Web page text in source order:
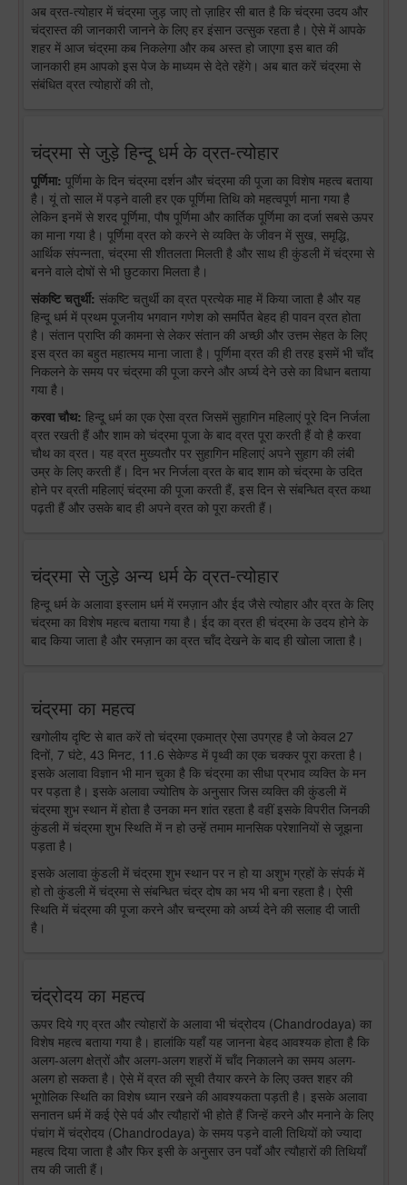
अब व्रत-त्योहार में चंद्रमा जुड़ जाए तो ज़ाहिर सी बात है कि चंद्रमा उदय और
चंद्रास्त की जानकारी जानने के लिए हर इंसान उत्सुक रहता है। ऐसे में आपके
शहर में आज चंद्रमा कब निकलेगा और कब अस्त हो जाएगा इस बात की
जानकारी हम आपको इस पेज के माध्यम से देते रहेंगे। अब बात करें चंद्रमा से
संबंधित व्रत त्योहारों की तो,
चंद्रमा से जुड़े हिन्दू धर्म के व्रत-त्योहार
पूर्णिमा: पूर्णिमा के दिन चंद्रमा दर्शन और चंद्रमा की पूजा का विशेष महत्व बताया
है। यूं तो साल में पड़ने वाली हर एक पूर्णिमा तिथि को महत्वपूर्ण माना गया है
लेकिन इनमें से शरद पूर्णिमा, पौष पूर्णिमा और कार्तिक पूर्णिमा का दर्जा सबसे ऊपर
का माना गया है। पूर्णिमा व्रत को करने से व्यक्ति के जीवन में सुख, समृद्धि,
आर्थिक संपन्नता, चंद्रमा सी शीतलता मिलती है और साथ ही कुंडली में चंद्रमा से
बनने वाले दोषों से भी छुटकारा मिलता है।
संकष्टि चतुर्थी: संकष्टि चतुर्थी का व्रत प्रत्येक माह में किया जाता है और यह
हिन्दू धर्म में प्रथम पूजनीय भगवान गणेश को समर्पित बेहद ही पावन व्रत होता
है। संतान प्राप्ति की कामना से लेकर संतान की अच्छी और उत्तम सेहत के लिए
इस व्रत का बहुत महात्मय माना जाता है। पूर्णिमा व्रत की ही तरह इसमें भी चाँद
निकलने के समय पर चंद्रमा की पूजा करने और अर्घ्य देने उसे का विधान बताया
गया है।
करवा चौथ: हिन्दू धर्म का एक ऐसा व्रत जिसमें सुहागिन महिलाएं पूरे दिन निर्जला
व्रत रखती हैं और शाम को चंद्रमा पूजा के बाद व्रत पूरा करती हैं वो है करवा
चौथ का व्रत। यह व्रत मुख्यतौर पर सुहागिन महिलाएं अपने सुहाग की लंबी
उम्र के लिए करती हैं। दिन भर निर्जला व्रत के बाद शाम को चंद्रमा के उदित
होने पर व्रती महिलाएं चंद्रमा की पूजा करती हैं, इस दिन से संबन्धित व्रत कथा
पढ़ती हैं और उसके बाद ही अपने व्रत को पूरा करती हैं।
चंद्रमा से जुड़े अन्य धर्म के व्रत-त्योहार
हिन्दू धर्म के अलावा इस्लाम धर्म में रमज़ान और ईद जैसे त्योहार और व्रत के लिए
चंद्रमा का विशेष महत्व बताया गया है। ईद का व्रत ही चंद्रमा के उदय होने के
बाद किया जाता है और रमज़ान का व्रत चाँद देखने के बाद ही खोला जाता है।
चंद्रमा का महत्व
खगोलीय दृष्टि से बात करें तो चंद्रमा एकमात्र ऐसा उपग्रह है जो केवल 27
दिनों, 7 घंटे, 43 मिनट, 11.6 सेकेण्ड में पृथ्वी का एक चक्कर पूरा करता है।
इसके अलावा विज्ञान भी मान चुका है कि चंद्रमा का सीधा प्रभाव व्यक्ति के मन
पर पड़ता है। इसके अलावा ज्योतिष के अनुसार जिस व्यक्ति की कुंडली में
चंद्रमा शुभ स्थान में होता है उनका मन शांत रहता है वहीं इसके विपरीत जिनकी
कुंडली में चंद्रमा शुभ स्थिति में न हो उन्हें तमाम मानसिक परेशानियों से जूझना
पड़ता है।
इसके अलावा कुंडली में चंद्रमा शुभ स्थान पर न हो या अशुभ ग्रहों के संपर्क में
हो तो कुंडली में चंद्रमा से संबन्धित चंद्र दोष का भय भी बना रहता है। ऐसी
स्थिति में चंद्रमा की पूजा करने और चन्द्रमा को अर्घ्य देने की सलाह दी जाती
है।
चंद्रोदय का महत्व
ऊपर दिये गए व्रत और त्योहारों के अलावा भी चंद्रोदय (Chandrodaya) का
विशेष महत्व बताया गया है। हालांकि यहाँ यह जानना बेहद आवश्यक होता है कि
अलग-अलग क्षेत्रों और अलग-अलग शहरों में चाँद निकालने का समय अलग-
अलग हो सकता है। ऐसे में व्रत की सूची तैयार करने के लिए उक्त शहर की
भूगोलिक स्थिति का विशेष ध्यान रखने की आवश्यकता पड़ती है। इसके अलावा
सनातन धर्म में कई ऐसे पर्व और त्यौहारों भी होते हैं जिन्हें करने और मनाने के लिए
पंचांग में चंद्रोदय (Chandrodaya) के समय पड़ने वाली तिथियों को ज्यादा
महत्व दिया जाता है और फिर इसी के अनुसार उन पर्वों और त्यौहारों की तिथियाँ
तय की जाती हैं।